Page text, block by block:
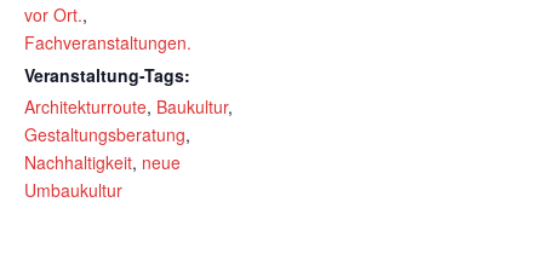
vor Ort.,
Fachveranstaltungen.
Veranstaltung-Tags:
Architekturroute, Baukultur,
Gestaltungsberatung,
Nachhaltigkeit, neue
Umbaukultur